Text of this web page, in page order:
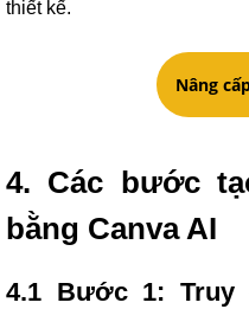
thiết kế.
Nâng
4. Các bước
bằng Canva AI
4.1 Bước 1: Truy